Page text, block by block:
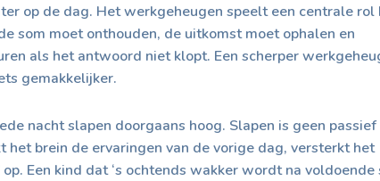
op de dag. Het werkgeheugen speelt een centrale rol
som moet onthouden, de uitkomst moet ophalen en
als het antwoord niet klopt. Een scherper
gemakkelijker.
nacht slapen doorgaans hoog. Slapen is geen passief
het brein de ervaringen van de vorige dag, versterkt het
Een kind dat ‘s ochtends wakker wordt na